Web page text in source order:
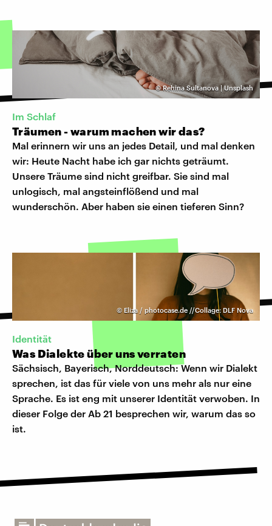
©Rehina Sultanova | Unsplash
Im Schlaf
Träumen - warum machen wir das?
Mal erinnern wir uns an jedes Detail, und mal denken
wir: Heute Nacht habe ich gar nichts geträumt.
Unsere Träume sind nicht greifbar. Sie sind mal
unlogisch, mal angsteinflößend und mal
wunderschön. Aber haben sie einen tieferen Sinn?
© Eliza / photocase.de //Collage: DLF Nova
Identität
Was Dialekte über uns verraten
Sächsisch, Bayerisch, Norddeutsch: Wenn wir Dialekt
sprechen, ist das für viele von uns mehr als nur eine
Sprache. Es ist eng mit unserer Identität verwoben. In
dieser Folge der Ab 21 besprechen wir, warum das so
ist.